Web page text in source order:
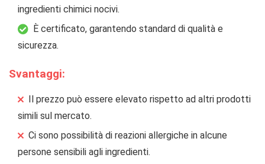
ingredienti chimici nocivi.
È certificato, garantendo standard di qualità e
sicurezza.
Svantaggi:
Il prezzo può essere elevato rispetto ad altri prodotti
simili sul mercato.
Ci sono possibilità di reazioni allergiche in alcune
persone sensibili agli ingredienti.